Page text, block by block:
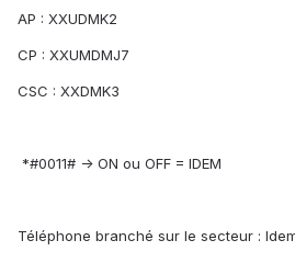
AP : XXUDMK2
CP : XXUMDMJ7
CSC : XXDMK3
*#0011# -> ON ou OFF = IDEM
Téléphone branché sur le secteur :